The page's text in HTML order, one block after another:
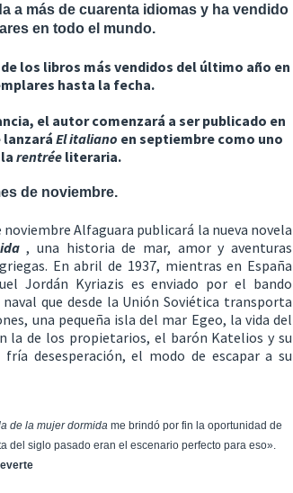
a más de cuarenta idiomas y ha vendido
en todo el mundo.
los libros más vendidos del último año en
hasta la fecha.
el autor comenzará a ser publicado en
El italiano en septiembre como uno
rentrée literaria.
de noviembre.
noviembre Alfaguara publicará la nueva novela
, una historia de mar, amor y aventuras
En abril de 1937, mientras en España
Jordán Kyriazis es enviado por el bando
que desde la Unión Soviética transporta
una pequeña isla del mar Egeo, la vida del
la de los propietarios, el barón Katelios y su
desesperación, el modo de escapar a su
de la mujer dormida me brindó por fin la oportunidad de
del siglo pasado eran el escenario perfecto para eso».